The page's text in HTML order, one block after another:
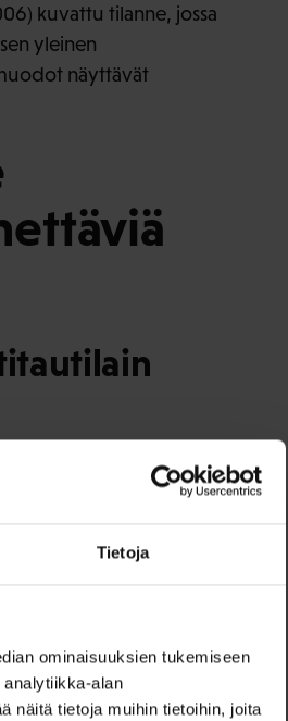
Tietoja
ominaisuuksien tukemiseen
alan
näitä tietoja muihin tietoihin, joita
kuvattu tilanne, jossa
yleinen
näyttävät
rajoittuu
laajempaa
ovat alkaneet
perustuen,
työsuhde pyritään
vakuutusta